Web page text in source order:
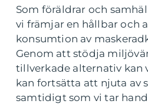
Som föräldrar och
vi främjar en hållbar och
konsumtion av
Genom att stödja
tillverkade alternativ kan
kan fortsätta att njuta av
samtidigt som vi tar